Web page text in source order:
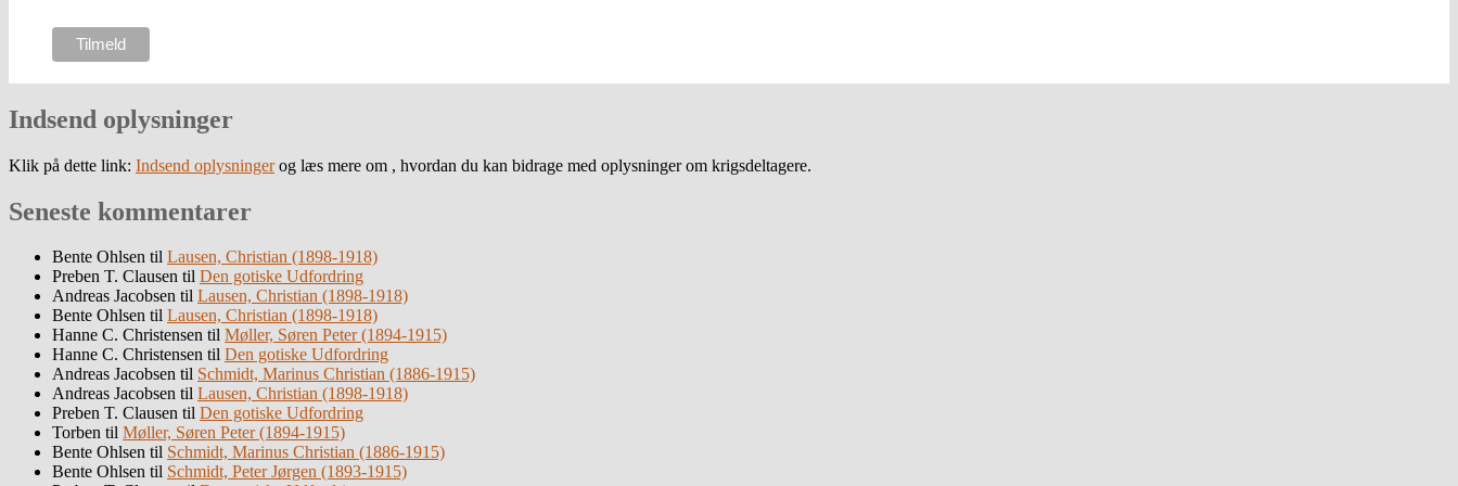
Indsend oplysninger
Klik på dette link: Indsend oplysningerog læs mere om , hvordan du kan bidrage med oplysninger om krigsdeltagere.
Seneste kommentarer
Bente Ohlsen til Lausen, Christian (1898-1918)
Preben T. Clausen til Den gotiske Udfordring
Andreas Jacobsen til Lausen, Christian (1898-1918)
Bente Ohlsen til Lausen, Christian (1898-1918)
Hanne C. Christensen til Møller, Søren Peter (1894-1915)
Hanne C. Christensen til Den gotiske Udfordring
Andreas Jacobsen til Schmidt, Marinus Christian (1886-1915)
Andreas Jacobsen til Lausen, Christian (1898-1918)
Preben T. Clausen til Den gotiske Udfordring
Torben til Møller, Søren Peter (1894-1915)
Bente Ohlsen til Schmidt, Marinus Christian (1886-1915)
Bente Ohlsen til Schmidt, Peter Jørgen (1893-1915)